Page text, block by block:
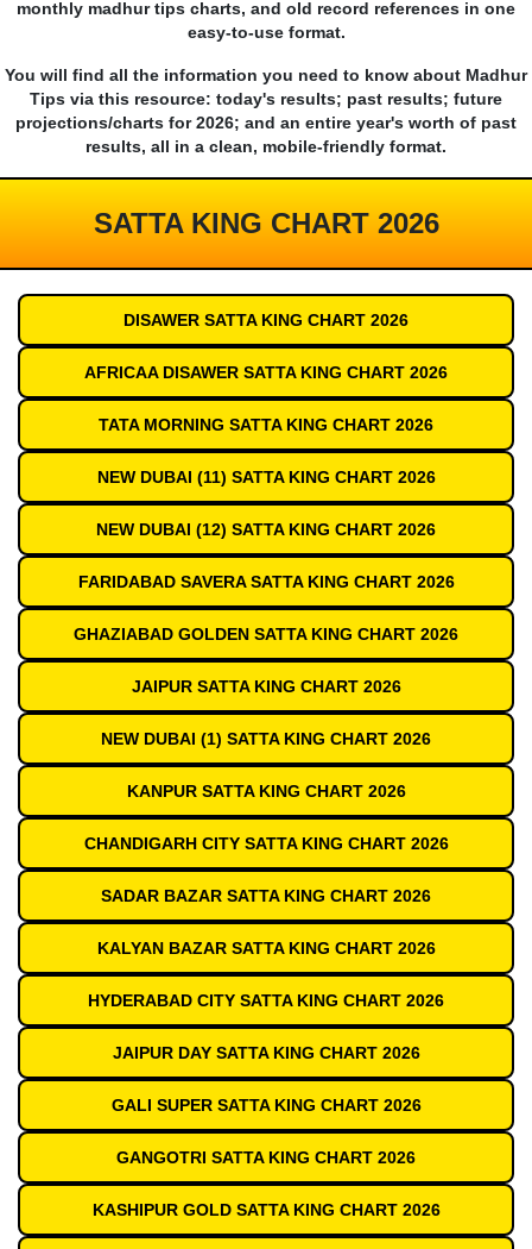
monthly madhur tips charts, and old record references in one
easy-to-use format.
You will find all the information you need to know about Madhur
Tips via this resource: today's results; past results; future
projections/charts for 2026; and an entire year's worth of past
results, all in a clean, mobile-friendly format.
SATTA KING CHART 2026
DISAWER SATTA KING CHART 2026
AFRICAA DISAWER SATTA KING CHART 2026
TATA MORNING SATTA KING CHART 2026
NEW DUBAI (11) SATTA KING CHART 2026
NEW DUBAI (12) SATTA KING CHART 2026
FARIDABAD SAVERA SATTA KING CHART 2026
GHAZIABAD GOLDEN SATTA KING CHART 2026
JAIPUR SATTA KING CHART 2026
NEW DUBAI (1) SATTA KING CHART 2026
KANPUR SATTA KING CHART 2026
CHANDIGARH CITY SATTA KING CHART 2026
SADAR BAZAR SATTA KING CHART 2026
KALYAN BAZAR SATTA KING CHART 2026
HYDERABAD CITY SATTA KING CHART 2026
JAIPUR DAY SATTA KING CHART 2026
GALI SUPER SATTA KING CHART 2026
GANGOTRI SATTA KING CHART 2026
KASHIPUR GOLD SATTA KING CHART 2026